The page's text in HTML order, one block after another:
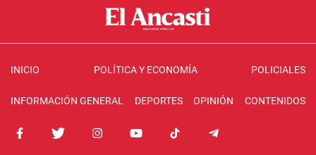
INICIO POLÍTICA Y ECONOMÍA POLICIALES
INFORMACIÓN GENERAL DEPORTES OPINIÓN CONTENIDOS